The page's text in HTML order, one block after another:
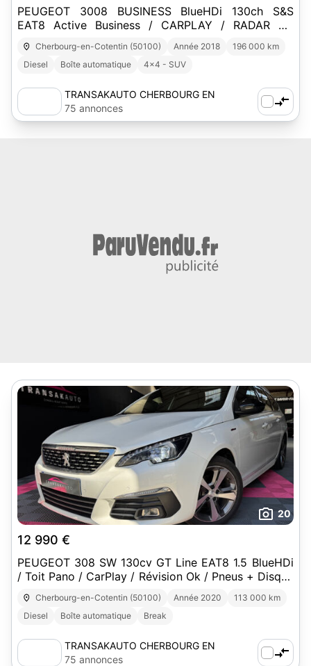
PEUGEOT 3008 BUSINESS BlueHDi 130ch S&S
EAT8 Active Business / CARPLAY / RADAR DE
RECUL / RÉGULATEUR & LIMITATEUR DE VITESSE
Cherbourg-en-Cotentin (50100) Année 2018
196 000 km
Diesel
Boîte automatique 4x4 - SUV
TRANSAKAUTO CHERBOURG EN
COTENTIN
75 annonces
20
12 990 €
PEUGEOT 308 SW 130cv GT Line EAT8 1.5 BlueHDi
/ Toit Pano / CarPlay / Révision Ok / Pneus + Disque
+ Plaquette AV OK
Cherbourg-en-Cotentin (50100) Année 2020
113 000 km
Diesel
Boîte automatique Break
TRANSAKAUTO CHERBOURG EN
COTENTIN
75 annonces